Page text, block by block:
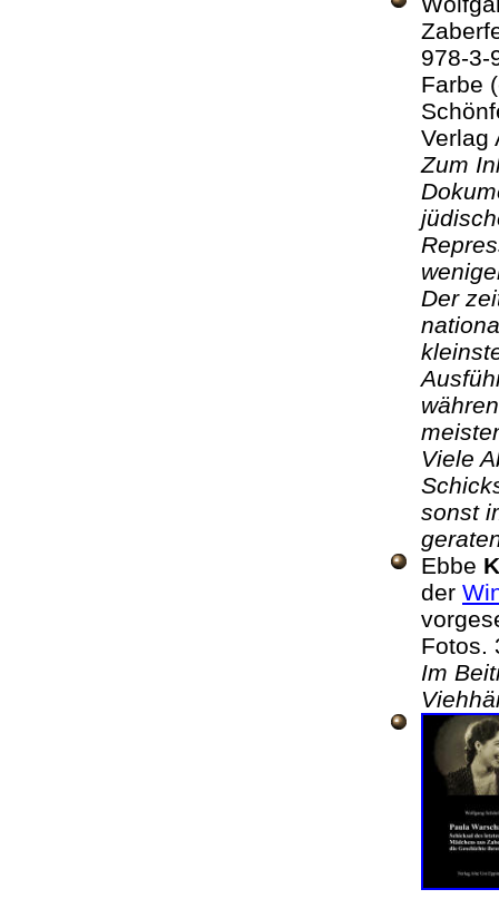
978-3-
Farbe
Verlag
Zum
Der
Viele
sonst
Ebbe
der
Im